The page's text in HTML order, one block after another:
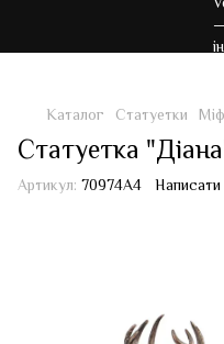
Каталог Статуетки
Статуетка
Артикул: 70974A4 Написати